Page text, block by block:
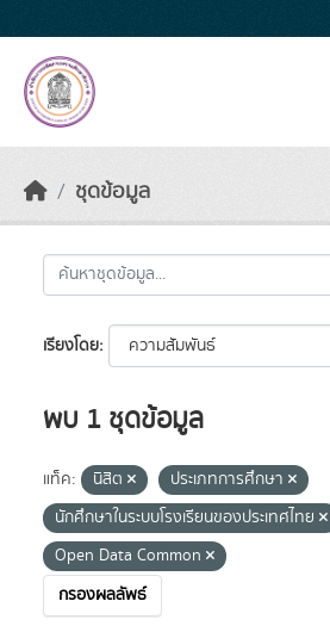
ชุดข้อมูล
เรียงโดย
พบ 1 ชุดข้อมูล
แท็ค: นิสิต
ประเภทการศึกษา
นักศึกษาในระบบโรงเรียนของประเทศไทย
Open Data Common
กรองผลลัพธ์